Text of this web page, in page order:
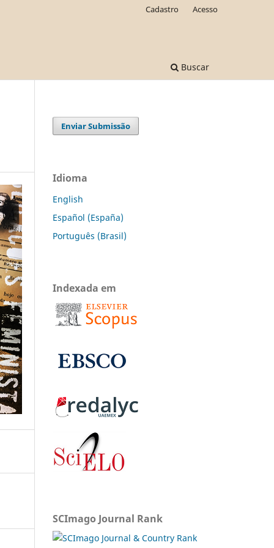
Buscar
Cadastro Acesso
Enviar Submissão
Idioma
English
Español (España)
Português (Brasil)
Indexada em
SCImago Journal Rank